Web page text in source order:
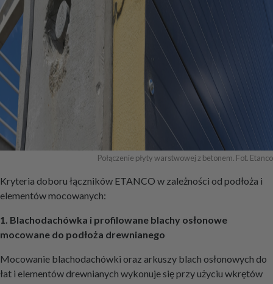
Połączenie płyty warstwowej z betonem. Fot. Etanco
Kryteria doboru łączników ETANCO w zależności od podłoża i
elementów mocowanych:
1. Blachodachówka i profilowane blachy osłonowe
mocowane do podłoża drewnianego
Mocowanie blachodachówki oraz arkuszy blach osłonowych do
łat i elementów drewnianych wykonuje się przy użyciu wkrętów